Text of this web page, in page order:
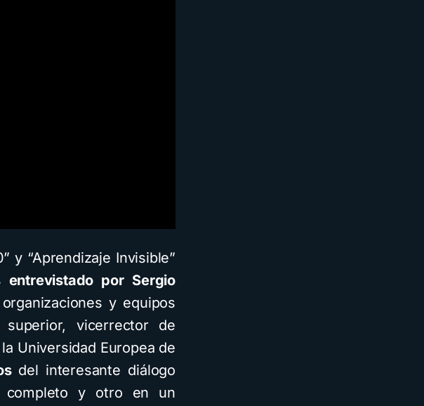
y “Aprendizaje Invisible”
entrevistado por Sergio
y equipos
vicerrector de
Universidad Europea de
del interesante diálogo
completo y otro en un